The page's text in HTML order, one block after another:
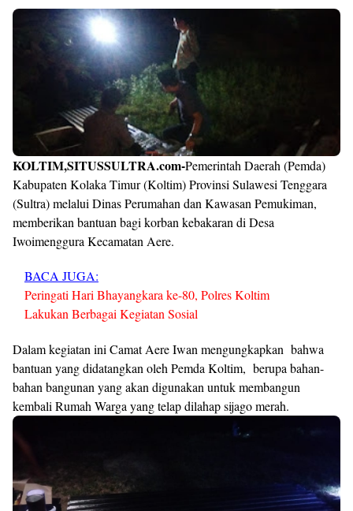
Premium
Raushan
Design
Templates
KOLTIM,SITUSSULTRA.com-Pemerintah Daerah (Pemda)
Kabupaten Kolaka Timur (Koltim) Provinsi Sulawesi Tenggara
(Sultra) melalui Dinas Perumahan dan Kawasan Pemukiman,
memberikan bantuan bagi korban kebakaran di Desa
Iwoimenggura Kecamatan Aere.
BACA JUGA:
Peringati Hari Bhayangkara ke-80, Polres Koltim
Lakukan Berbagai Kegiatan Sosial
Dalam kegiatan ini Camat Aere Iwan mengungkapkan bahwa
bantuan yang didatangkan oleh Pemda Koltim, berupa bahan-
bahan bangunan yang akan digunakan untuk membangun
kembali Rumah Warga yang telap dilahap sijago merah.